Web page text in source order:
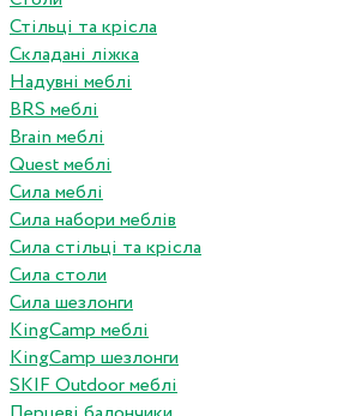
Стільці та крісла
Складані ліжка
Надувні меблі
BRS меблі
Brain меблі
Quest меблі
Сила меблі
Сила набори меблів
Сила стільці та крісла
Сила столи
Сила шезлонги
KingCamp меблі
KingCamp шезлонги
SKIF Outdoor меблі